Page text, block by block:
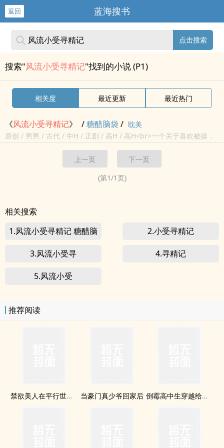
返回 蓝海搜书
点击搜索
搜索"风流小受寻精记"找到的小说 (P1)
相关度 最近更新 最近热门
《风流小受寻精记》 /糖醋脑袋 / 耽美
原创 / 男男 / 古代 / 中H / 正剧 / 高H / 高H<br>一个关于喜欢被操，
<br>最后却被三个男人吃定的浪荡
小受故事～<br>
上一页
下一页
(第1/1页)
相关搜索
1.风流小受寻精记 糖醋脑
袋
2.小受寻精记
3.风流小受寻 4.寻精记
5.风流小受
推荐阅读
禁欲美人在平行世界被疼爱到哭啼啼 当豪门真少爷回家后 倒霉高中生穿越给龙傲天做老婆